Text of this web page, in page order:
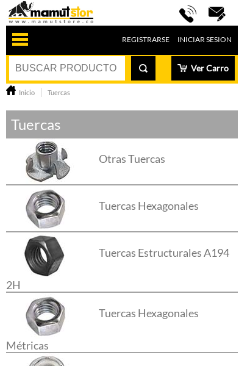
REGISTRARSE INICIAR SESION
Ver Carro
Inicio Tuercas
Tuercas
Otras Tuercas
Tuercas Hexagonales
Tuercas Estructurales A194
2H
Tuercas Hexagonales
Métricas